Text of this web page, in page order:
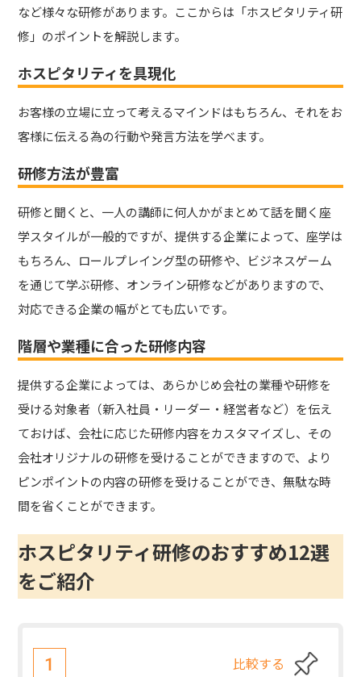
など様々な研修があります。ここからは「ホスピタリティ研
修」のポイントを解説します。
ホスピタリティを具現化
お客様の立場に立って考えるマインドはもちろん、それをお
客様に伝える為の行動や発言方法を学べます。
研修方法が豊富
研修と聞くと、一人の講師に何人かがまとめて話を聞く座
学スタイルが一般的ですが、提供する企業によって、座学は
もちろん、ロールプレイング型の研修や、ビジネスゲーム
を通じて学ぶ研修、オンライン研修などがありますので、
対応できる企業の幅がとても広いです。
階層や業種に合った研修内容
提供する企業によっては、あらかじめ会社の業種や研修を
受ける対象者（新入社員・リーダー・経営者など）を伝え
ておけば、会社に応じた研修内容をカスタマイズし、その
会社オリジナルの研修を受けることができますので、より
ピンポイントの内容の研修を受けることができ、無駄な時
間を省くことができます。
ホスピタリティ研修のおすすめ12選
をご紹介
1 比較する